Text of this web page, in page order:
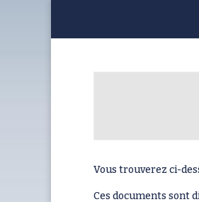
Vous trouverez ci-
Ces documents sont